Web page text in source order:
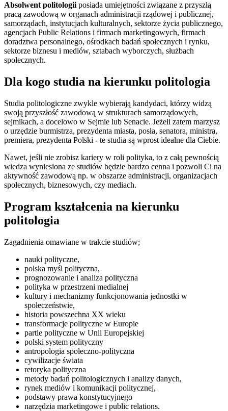
Absolwent politologii posiada umiejętności związane z przyszłą
pracą zawodową w organach administracji rządowej i publicznej,
samorządach, instytucjach kulturalnych, sektorze życia publicznego,
agencjach Public Relations i firmach marketingowych, firmach
doradztwa personalnego, ośrodkach badań społecznych i rynku,
sektorze biznesu i mediów, sztabach wyborczych, służbach
społecznych.
Dla kogo studia na kierunku politologia
Studia politologiczne zwykle wybierają kandydaci, którzy widzą
swoją przyszłość zawodową w strukturach samorządowych,
sejmikach, a docelowo w Sejmie lub Senacie. Jeżeli zatem marzysz
o urzędzie burmistrza, prezydenta miasta, posła, senatora, ministra,
premiera, prezydenta Polski - te studia są wprost idealne dla Ciebie.
Nawet, jeśli nie zrobisz kariery w roli polityka, to z całą pewnością
wiedza wyniesiona ze studiów będzie bardzo cenna i pozwoli Ci na
aktywność zawodową np. w obszarze administracji, organizacjach
społecznych, biznesowych, czy mediach.
Program kształcenia na kierunku
politologia
Zagadnienia omawiane w trakcie studiów;
nauki polityczne,
polska myśl polityczna,
prognozowanie i analiza polityczna
polityka w przestrzeni medialnej
kultury i mechanizmy funkcjonowania jednostki w
społeczeństwie,
historia powszechna XX wieku
transformacje polityczne w Europie
partie polityczne w Unii Europejskiej
polski system polityczny
antropologia społeczno-polityczna
cywilizacje świata
retoryka polityczna
metody badań politologicznych i analizy danych,
rynek mediów i komunikacji politycznej,
podstawy prawa konstytucyjnego
narzędzia marketingowe i public relations.